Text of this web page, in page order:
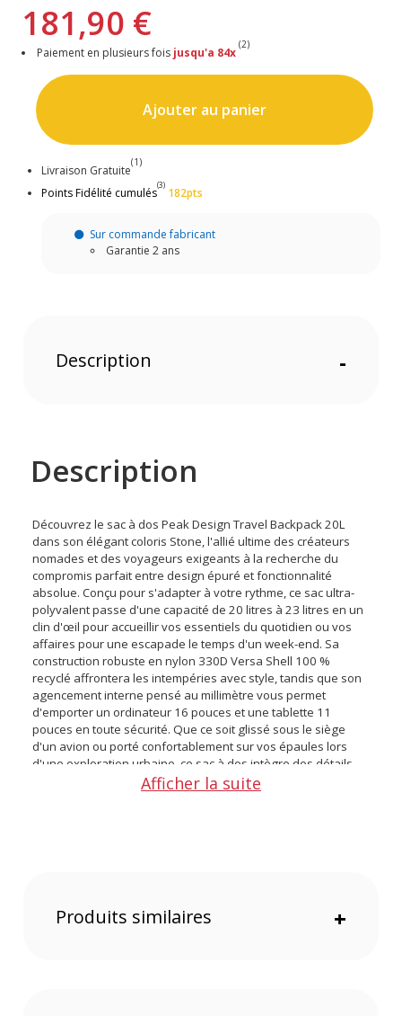
181,90 €
Paiement en plusieurs fois jusqu'a 84x
(2)
Ajouter au panier
Livraison Gratuite
(1)
Points Fidélité cumulés
(3)
182pts
Sur commande fabricant
Garantie 2 ans
Description -
Description
Découvrez le sac à dos Peak Design Travel Backpack 20L
dans son élégant coloris Stone, l'allié ultime des créateurs
nomades et des voyageurs exigeants à la recherche du
compromis parfait entre design épuré et fonctionnalité
absolue. Conçu pour s'adapter à votre rythme, ce sac ultra-
polyvalent passe d'une capacité de 20 litres à 23 litres en un
clin d'œil pour accueillir vos essentiels du quotidien ou vos
affaires pour une escapade le temps d'un week-end. Sa
construction robuste en nylon 330D Versa Shell 100 %
recyclé affrontera les intempéries avec style, tandis que son
agencement interne pensé au millimètre vous permet
d'emporter un ordinateur 16 pouces et une tablette 11
pouces en toute sécurité. Que ce soit glissé sous le siège
d'un avion ou porté confortablement sur vos épaules lors
d'une exploration urbaine, ce sac à dos intègre des détails
astucieux comme une poche cachée pour AirTag et une
Pour toute demande ou utilisation, rendez-vous sur le site
Afficher la suite
Produits similaires +